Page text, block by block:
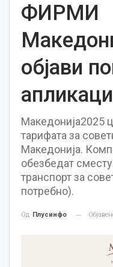
ФИРМИ
објави
Македонија2025
тарифата за
Македонија.
обезбедат
транспорт за
потребно).
Од Плусинфо